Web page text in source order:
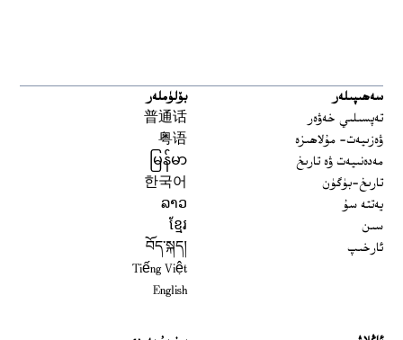
سەھىپىلەر
تەپسىلىي خەۋەر
ۋەزىيەت- مۇلاھىزە
مەدەنىيەت ۋە تارىخ
تارىخ-بۈگۈن
يەتتە سۇ
سىن
ئارخىپ
بۆلۈملەر
普通话
粤语
မြန်မာ
한국어
ລາວ
ខ្មែរ
བོད་སྐད།
Tiếng Việt
English